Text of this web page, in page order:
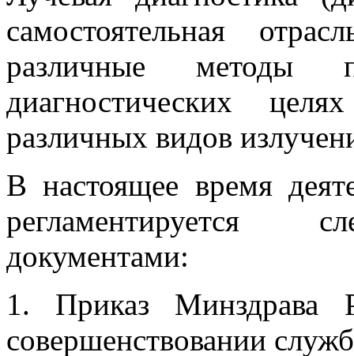
самостоятельная
различные методы
диагностических
различных видов
В настоящее время
регламентируется
документами:
1. Приказ
совершенствовании